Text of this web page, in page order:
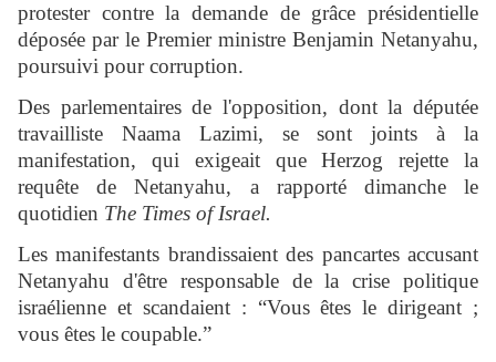
protester contre la demande de grâce présidentielle
déposée par le Premier ministre Benjamin Netanyahu,
poursuivi pour corruption.
Des parlementaires de l'opposition, dont la députée
travailliste Naama Lazimi, se sont joints à la
manifestation, qui exigeait que Herzog rejette la
requête de Netanyahu, a rapporté dimanche le
quotidien The Times of Israel.
Les manifestants brandissaient des pancartes accusant
Netanyahu d'être responsable de la crise politique
israélienne et scandaient : “Vous êtes le dirigeant ;
vous êtes le coupable.”